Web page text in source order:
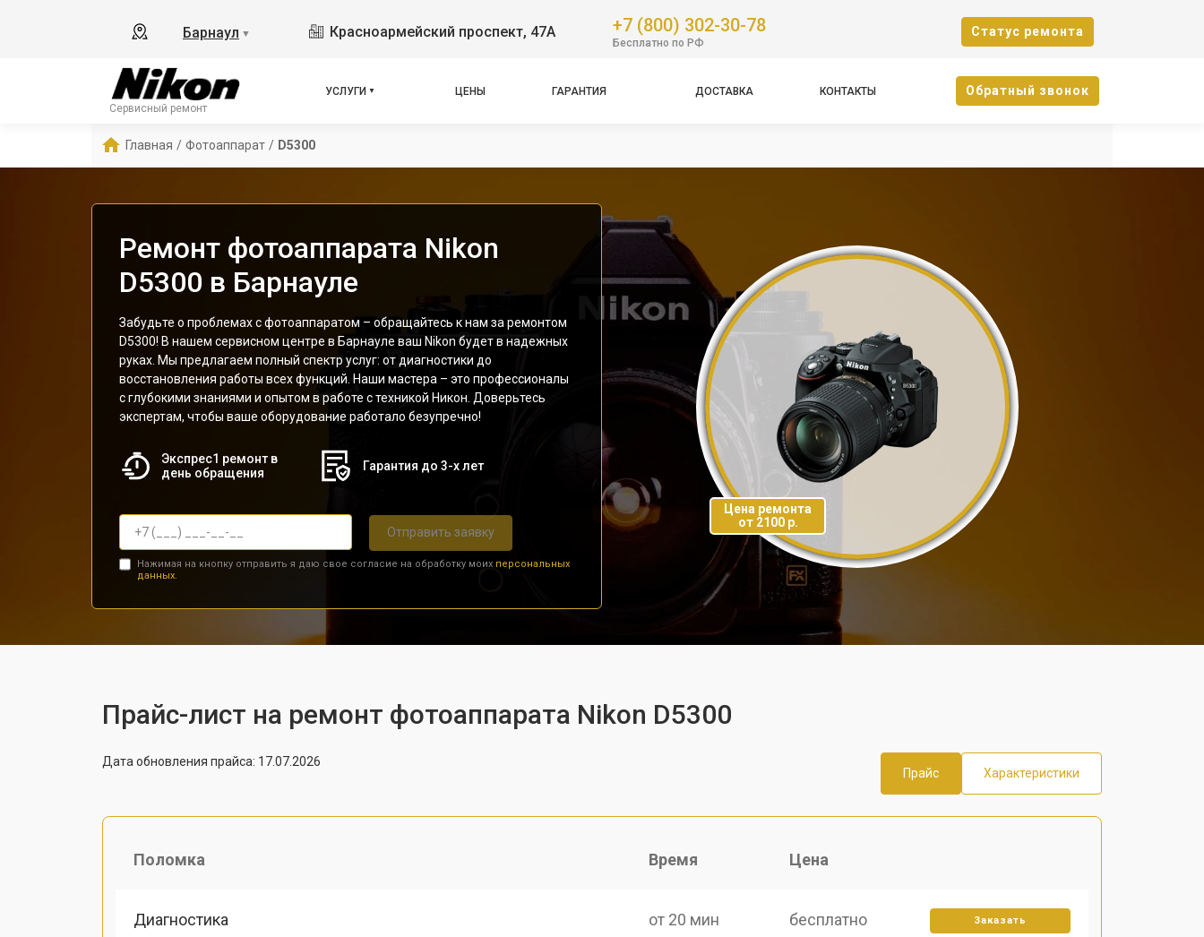
Барнаул ▼ Красноармейский проспект, 47А +7 (800) 302-30-78
Бесплатно по РФ
Cтатус ремонта
Сервисный ремонт
УСЛУГИ ЦЕНЫ ГАРАНТИЯ ДОСТАВКА КОНТАКТЫ Oбратный звонок
Главная / Фотоаппарат / D5300
Ремонт фотоаппарата Nikon
D5300 в Барнауле
Забудьте о проблемах с фотоаппаратом – обращайтесь к нам за ремонтом
D5300! В нашем сервисном центре в Барнауле ваш Nikon будет в надежных
руках. Мы предлагаем полный спектр услуг: от диагностики до
восстановления работы всех функций. Наши мастера – это профессионалы
с глубокими знаниями и опытом в работе с техникой Никон. Доверьтесь
экспертам, чтобы ваше оборудование работало безупречно!
Экспрес1 ремонт в
день обращения
Гарантия до 3-х лет
Отправить заявку
Нажимая на кнопку отправить я даю свое согласие на обработку моих персональных
данных.
Цена ремонта
от 2100 р.
Прайс-лист на ремонт фотоаппарата Nikon D5300
Дата обновления прайса: 17.07.2026
Прайс
Характеристики
Поломка Время Цена
Диагностика от 20 мин бесплатно Заказать